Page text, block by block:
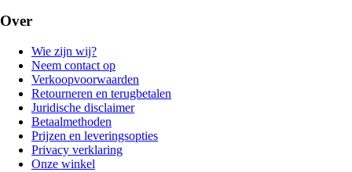
Over
Wie zijn wij?
Neem contact op
Verkoopvoorwaarden
Retourneren en terugbetalen
Juridische disclaimer
Betaalmethoden
Prijzen en leveringsopties
Privacy verklaring
Onze winkel